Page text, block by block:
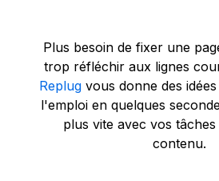
Plus besoin de fixer une
trop réfléchir aux lignes
Replug vous donne des
l'emploi en quelques
plus vite avec vos
contenu.